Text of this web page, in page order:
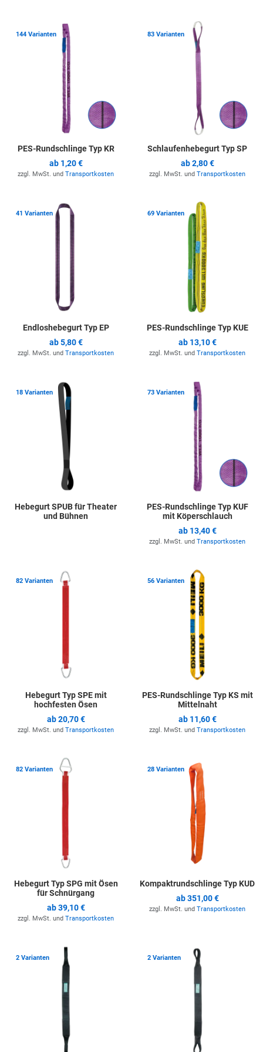
144 Varianten Zur Merkliste hinzufügen
PES-Rundschlinge Typ KR
ab 1,20 €
zzgl. MwSt. und Transportkosten
83 Varianten
Schlaufenhebegurt Typ SP
ab2,80 €
zzgl. MwSt. und Transportkosten
41 Varianten Zur Merkliste hinzufügen
Endloshebegurt Typ EP
ab5,80 €
zzgl. MwSt. und Transportkosten
69 Varianten
PES-Rundschlinge Typ KUE
ab 13,10 €
zzgl. MwSt. und Transportkosten
18 Varianten Zur Merkliste hinzufügen
Hebegurt SPUB für Theater
und Bühnen
73 Varianten
PES-Rundschlinge Typ KUF
mit Köperschlauch
ab 13,40 €
zzgl. MwSt. und Transportkosten
82 Varianten Zur Merkliste hinzufügen
Hebegurt Typ SPE mit
hochfesten Ösen
ab20,70 €
zzgl. MwSt. und Transportkosten
56 Varianten
PES-Rundschlinge Typ KS mit
Mittelnaht
ab 11,60 €
zzgl. MwSt. und Transportkosten
82 Varianten Zur Merkliste hinzufügen
Hebegurt Typ SPG mit Ösen
für Schnürgang
ab39,10 €
zzgl. MwSt. und Transportkosten
28 Varianten
Kompaktrundschlinge Typ KUD
ab351,00 €
zzgl. MwSt. und Transportkosten
2 Varianten Zur Merkliste hinzufügen
2 Varianten